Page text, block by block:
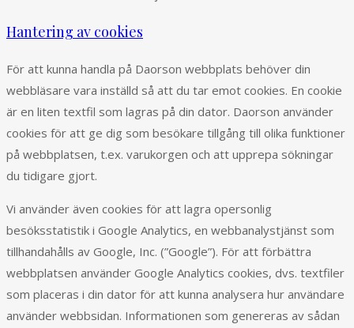
Hantering av cookies
För att kunna handla på Daorson webbplats behöver din
webbläsare vara inställd så att du tar emot cookies. En cookie
är en liten textfil som lagras på din dator. Daorson använder
cookies för att ge dig som besökare tillgång till olika funktioner
på webbplatsen, t.ex. varukorgen och att upprepa sökningar
du tidigare gjort.
Vi använder även cookies för att lagra opersonlig
besöksstatistik i Google Analytics, en webbanalystjänst som
tillhandahålls av Google, Inc. (”Google”). För att förbättra
webbplatsen använder Google Analytics cookies, dvs. textfiler
som placeras i din dator för att kunna analysera hur användare
använder webbsidan. Informationen som genereras av sådan